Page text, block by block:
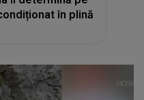
în plină